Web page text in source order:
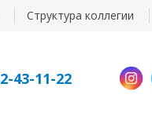
43-11-22
Структура коллегии